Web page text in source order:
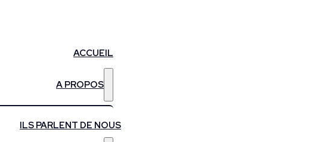
ACCUEIL
A PROPOS
ILS PARLENT DE NOUS